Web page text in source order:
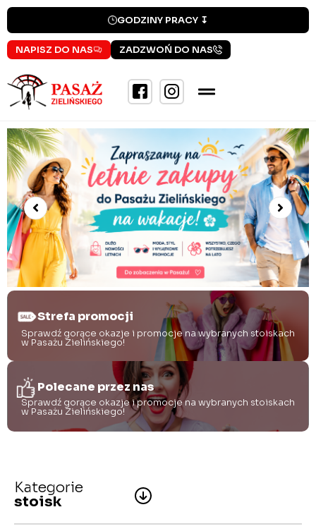
GODZINY PRACY ↧
NAPISZ DO NAS ZADZWOŃ DO NAS
Strefa promocji
Sprawdź gorące okazje i promocje na wybranych stoiskach
w Pasażu Zielińskiego!
Polecane przez nas
Sprawdź gorące okazje i promocje na wybranych stoiskach
w Pasażu Zielińskiego!
Kategorie
stoisk